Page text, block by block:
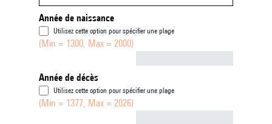
Année de naissance
Utilisez cette option pour spécifier une plage
(Min = 1300, Max = 2000)
Année de décès
Utilisez cette option pour spécifier une plage
(Min = 1377, Max = 2026)